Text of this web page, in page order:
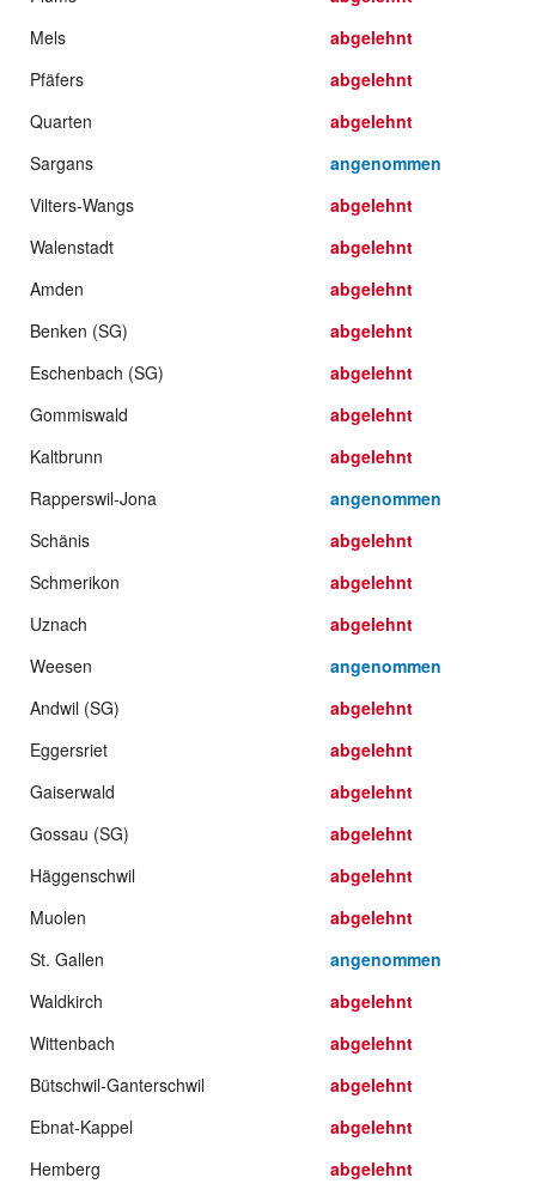
Mels
abgelehnt
Pfäfers
abgelehnt
Quarten
abgelehnt
Sargans
angenommen
Vilters-Wangs
abgelehnt
Walenstadt
abgelehnt
Amden
abgelehnt
Benken (SG)
abgelehnt
Eschenbach (SG)
abgelehnt
Gommiswald
abgelehnt
Kaltbrunn
abgelehnt
Rapperswil-Jona
angenommen
Schänis
abgelehnt
Schmerikon
abgelehnt
Uznach
abgelehnt
Weesen
angenommen
Andwil (SG)
abgelehnt
Eggersriet
abgelehnt
Gaiserwald
abgelehnt
Gossau (SG)
abgelehnt
Häggenschwil
abgelehnt
Muolen
abgelehnt
St. Gallen
angenommen
Waldkirch
abgelehnt
Wittenbach
abgelehnt
Bütschwil-Ganterschwil
abgelehnt
Ebnat-Kappel
abgelehnt
Hemberg
abgelehnt